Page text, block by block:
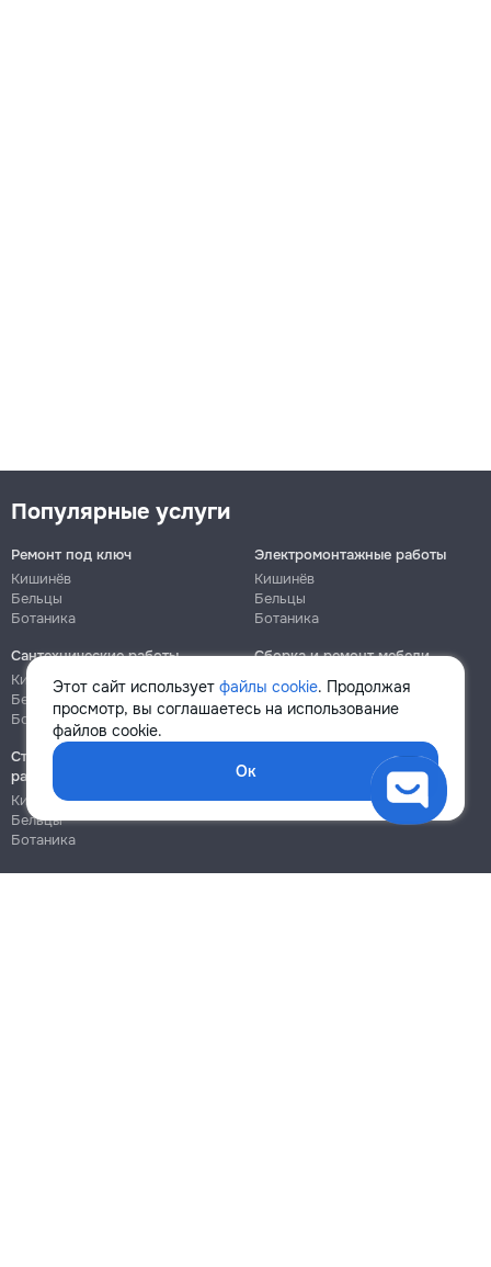
Этот сайт использует файлы cookie. Продолжая
просмотр, вы соглашаетесь на использование
файлов cookie.
Ок
Популярные услуги
Ремонт под ключ
Кишинёв
Бельцы
Ботаника
Электромонтажные работы
Кишинёв
Бельцы
Ботаника
Сантехнические работы
Кишинёв
Бельцы
Ботаника
Сборка и ремонт мебели
Кишинёв
Ботаника
Строительно-монтажные
работы
Кишинёв
Бельцы
Ботаника